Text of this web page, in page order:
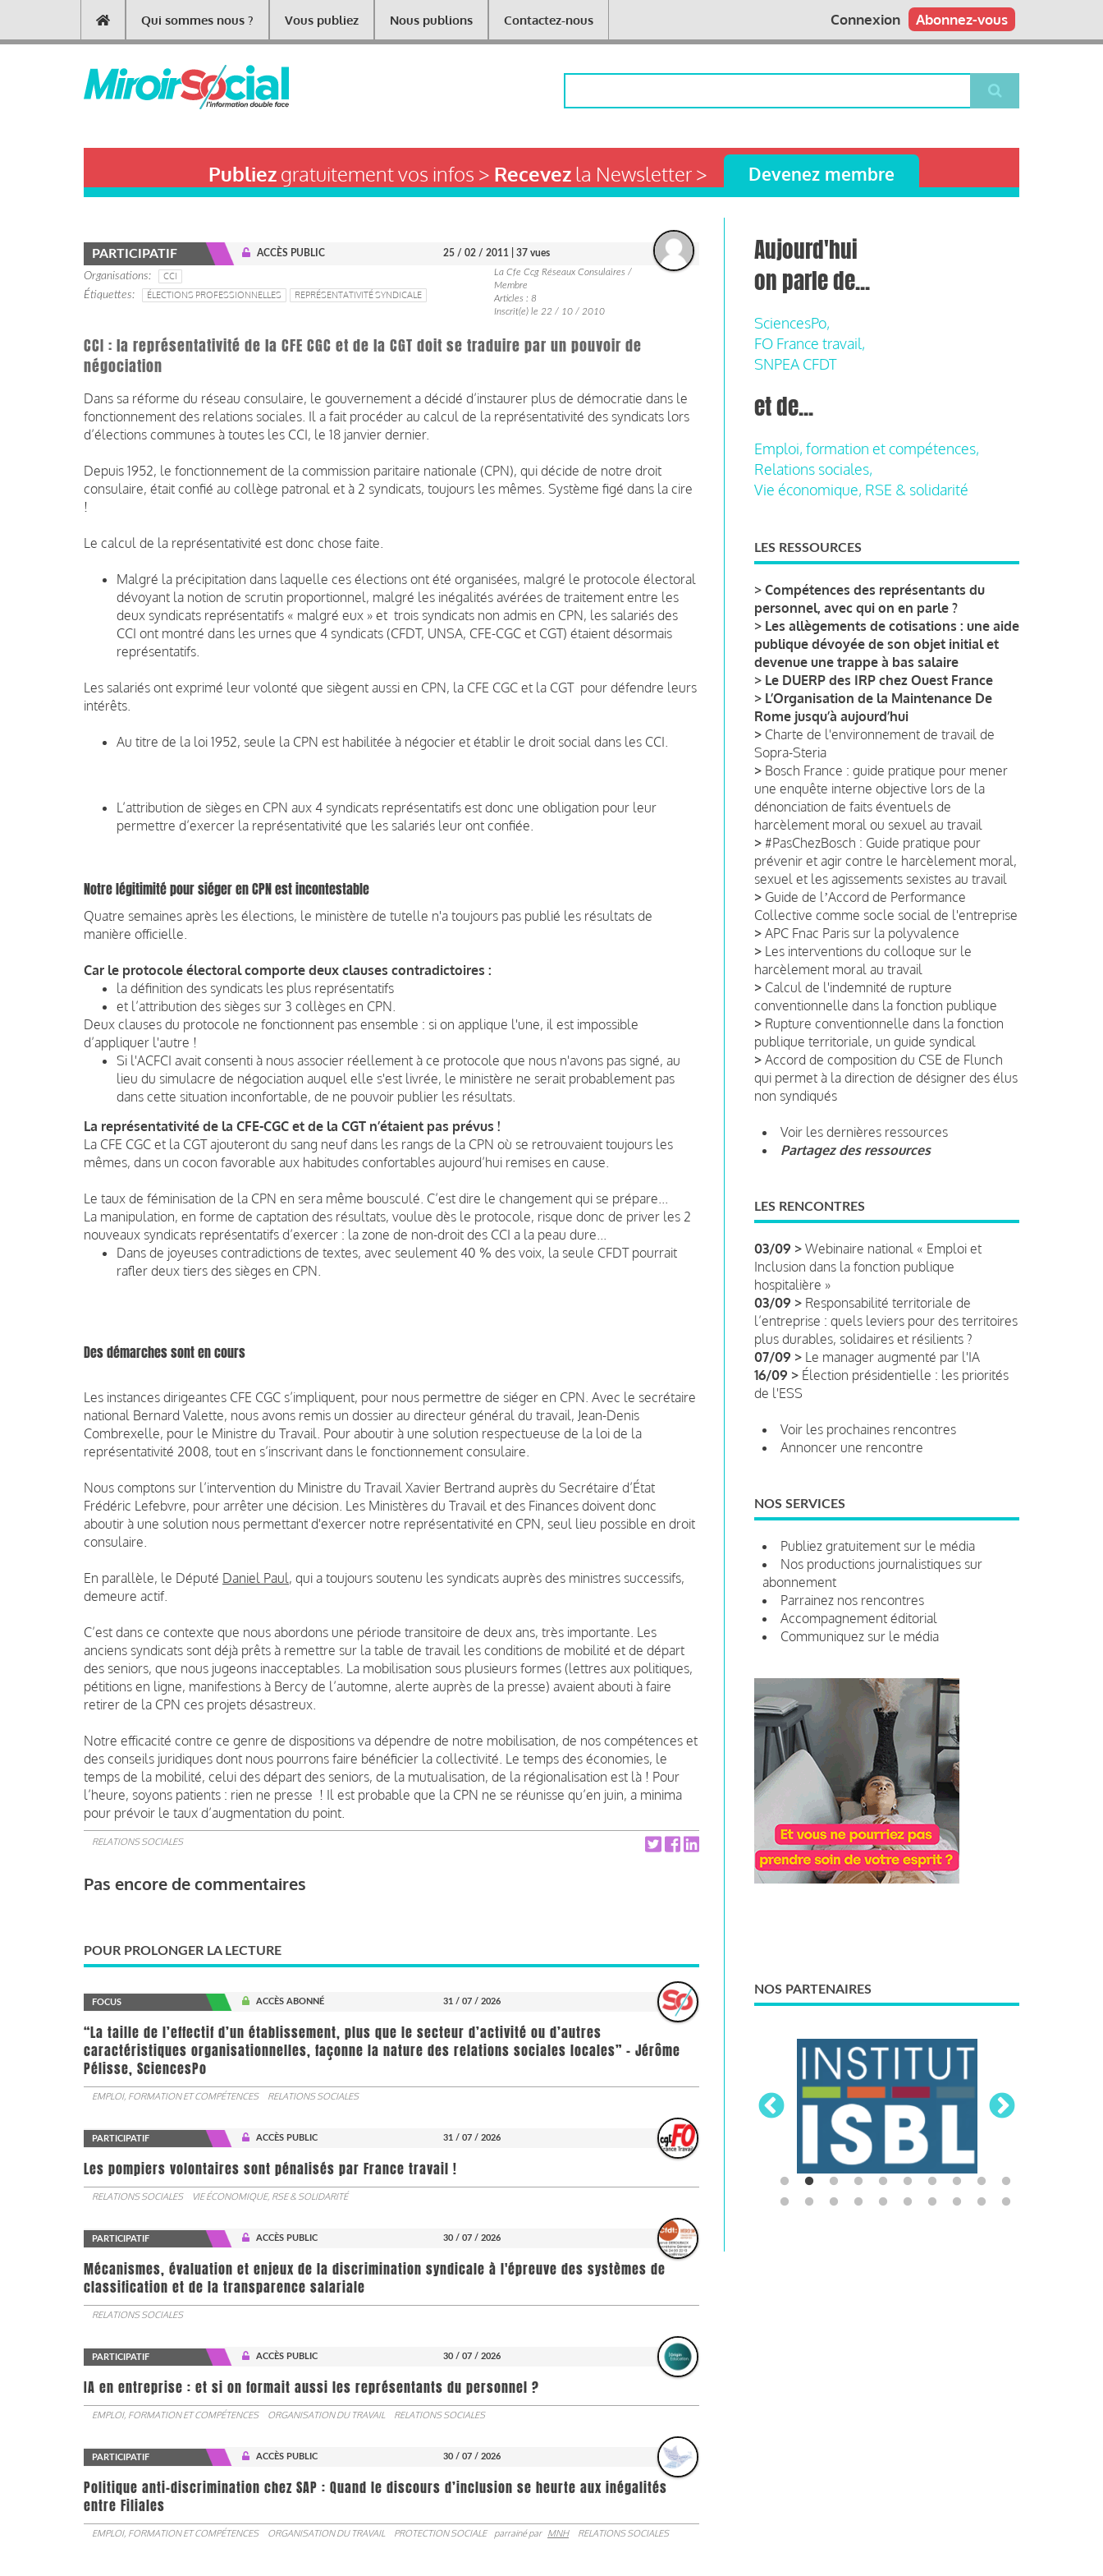
contenu
Main
navigation
Qui sommes nous ? Vous publiez Nous publions Contactez-nous Abonnez-vous
Connexion
Publiezgratuitement vos infos > Recevezla Newsletter > Devenez membre
PARTICIPATIF ACCÈS PUBLIC 25 / 02 / 2011 | 37 vues
Organisations
CCI
Étiquettes
ÉLECTIONS PROFESSIONNELLES REPRÉSENTATIVITÉ SYNDICALE
La Cfe Ccg Réseaux Consulaires /
Membre
Articles : 8
Inscrit(e) le 22 / 10 / 2010
CCI : la représentativité de la CFE CGC et de la CGT doit se traduire par un pouvoir de
négociation
Dans sa réforme du réseau consulaire, le gouvernement a décidé d’instaurer plus de démocratie dans le
fonctionnement des relations sociales. Il a fait procéder au calcul de la représentativité des syndicats lors
d’élections communes à toutes les CCI, le 18 janvier dernier.
Depuis 1952, le fonctionnement de la commission paritaire nationale (CPN), qui décide de notre droit
consulaire, était confié au collège patronal et à 2 syndicats, toujours les mêmes. Système figé dans la cire
!
Le calcul de la représentativité est donc chose faite.
Malgré la précipitation dans laquelle ces élections ont été organisées, malgré le protocole électoral
dévoyant la notion de scrutin proportionnel, malgré les inégalités avérées de traitement entre les
deux syndicats représentatifs « malgré eux » et trois syndicats non admis en CPN, les salariés des
CCI ont montré dans les urnes que 4 syndicats (CFDT, UNSA, CFE-CGC et CGT) étaient désormais
représentatifs.
Les salariés ont exprimé leur volonté que siègent aussi en CPN, la CFE CGC et la CGT pour défendre leurs
intérêts.
Au titre de la loi 1952, seule la CPN est habilitée à négocier et établir le droit social dans les CCI.
L’attribution de sièges en CPN aux 4 syndicats représentatifs est donc une obligation pour leur
permettre d’exercer la représentativité que les salariés leur ont confiée.
Notre légitimité pour siéger en CPN est incontestable
Quatre semaines après les élections, le ministère de tutelle n'a toujours pas publié les résultats de
manière officielle.
Car le protocole électoral comporte deux clauses contradictoires :
la définition des syndicats les plus représentatifs
et l’attribution des sièges sur 3 collèges en CPN.
Deux clauses du protocole ne fonctionnent pas ensemble : si on applique l'une, il est impossible
d’appliquer l'autre !
Si l'ACFCI avait consenti à nous associer réellement à ce protocole que nous n'avons pas signé, au
lieu du simulacre de négociation auquel elle s'est livrée, le ministère ne serait probablement pas
dans cette situation inconfortable, de ne pouvoir publier les résultats.
La représentativité de la CFE-CGC et de la CGT n’étaient pas prévus !
La CFE CGC et la CGT ajouteront du sang neuf dans les rangs de la CPN où se retrouvaient toujours les
mêmes, dans un cocon favorable aux habitudes confortables aujourd’hui remises en cause.
Le taux de féminisation de la CPN en sera même bousculé. C’est dire le changement qui se prépare...
La manipulation, en forme de captation des résultats, voulue dès le protocole, risque donc de priver les 2
nouveaux syndicats représentatifs d’exercer : la zone de non-droit des CCI a la peau dure...
Dans de joyeuses contradictions de textes, avec seulement 40 % des voix, la seule CFDT pourrait
rafler deux tiers des sièges en CPN.
Des démarches sont en cours
Les instances dirigeantes CFE CGC s’impliquent, pour nous permettre de siéger en CPN. Avec le secrétaire
national Bernard Valette, nous avons remis un dossier au directeur général du travail, Jean-Denis
Combrexelle, pour le Ministre du Travail. Pour aboutir à une solution respectueuse de la loi de la
représentativité 2008, tout en s’inscrivant dans le fonctionnement consulaire.
Nous comptons sur l’intervention du Ministre du Travail Xavier Bertrand auprès du Secrétaire d’État
Frédéric Lefebvre, pour arrêter une décision. Les Ministères du Travail et des Finances doivent donc
aboutir à une solution nous permettant d'exercer notre représentativité en CPN, seul lieu possible en droit
consulaire.
En parallèle, le Député Daniel Paul, qui a toujours soutenu les syndicats auprès des ministres successifs,
demeure actif.
C’est dans ce contexte que nous abordons une période transitoire de deux ans, très importante. Les
anciens syndicats sont déjà prêts à remettre sur la table de travail les conditions de mobilité et de départ
des seniors, que nous jugeons inacceptables. La mobilisation sous plusieurs formes (lettres aux politiques,
pétitions en ligne, manifestions à Bercy de l’automne, alerte auprès de la presse) avaient abouti à faire
retirer de la CPN ces projets désastreux.
Notre efficacité contre ce genre de dispositions va dépendre de notre mobilisation, de nos compétences et
des conseils juridiques dont nous pourrons faire bénéficier la collectivité. Le temps des économies, le
temps de la mobilité, celui des départ des seniors, de la mutualisation, de la régionalisation est là ! Pour
l’heure, soyons patients : rien ne presse ! Il est probable que la CPN ne se réunisse qu’en juin, a minima
pour prévoir le taux d’augmentation du point.
RELATIONS SOCIALES
Pas encore de commentaires
POUR PROLONGER LA LECTURE
FOCUS ACCÈS ABONNÉ 31 / 07 / 2026
“La taille de l’effectif d’un établissement, plus que le secteur d’activité ou d’autres
caractéristiques organisationnelles, façonne la nature des relations sociales locales” - Jérôme
Pélisse, SciencesPo
EMPLOI, FORMATION ET COMPÉTENCES RELATIONS SOCIALES
PARTICIPATIF ACCÈS PUBLIC 31 / 07 / 2026
Les pompiers volontaires sont pénalisés par France travail !
RELATIONS SOCIALES VIE ÉCONOMIQUE, RSE & SOLIDARITÉ
PARTICIPATIF ACCÈS PUBLIC 30 / 07 / 2026
Mécanismes, évaluation et enjeux de la discrimination syndicale à l'épreuve des systèmes de
classification et de la transparence salariale
RELATIONS SOCIALES
PARTICIPATIF ACCÈS PUBLIC 30 / 07 / 2026
IA en entreprise : et si on formait aussi les représentants du personnel ?
EMPLOI, FORMATION ET COMPÉTENCES ORGANISATION DU TRAVAIL RELATIONS SOCIALES
PARTICIPATIF ACCÈS PUBLIC 30 / 07 / 2026
Politique anti-discrimination chez SAP : Quand le discours d’inclusion se heurte aux inégalités
entre Filiales
EMPLOI, FORMATION ET COMPÉTENCES ORGANISATION DU TRAVAIL PROTECTION SOCIALE parrainé par MNH RELATIONS SOCIALES
Aujourd'hui
on parle de...
SciencesPo,
FO France travail,
SNPEA CFDT
et de...
Emploi, formation et compétences,
Relations sociales,
Vie économique, RSE & solidarité
LES RESSOURCES
> Compétences des représentants du
personnel, avec qui on en parle ?
> Les allègements de cotisations : une aide
publique dévoyée de son objet initial et
devenue une trappe à bas salaire
> Le DUERP des IRP chez Ouest France
> L’Organisation de la Maintenance De
Rome jusqu’à aujourd’hui
> Charte de l'environnement de travail de
Sopra-Steria
> Bosch France : guide pratique pour mener
une enquête interne objective lors de la
dénonciation de faits éventuels de
harcèlement moral ou sexuel au travail
> #PasChezBosch : Guide pratique pour
prévenir et agir contre le harcèlement moral,
sexuel et les agissements sexistes au travail
> Guide de lʼAccord de Performance
Collective comme socle social de l'entreprise
> APC Fnac Paris sur la polyvalence
> Les interventions du colloque sur le
harcèlement moral au travail
> Calcul de l'indemnité de rupture
conventionnelle dans la fonction publique
> Rupture conventionnelle dans la fonction
publique territoriale, un guide syndical
> Accord de composition du CSE de Flunch
qui permet à la direction de désigner des élus
non syndiqués
Voir les dernières ressources
Partagez des ressources
LES RENCONTRES
03/09 > Webinaire national « Emploi et
Inclusion dans la fonction publique
hospitalière »
03/09 > Responsabilité territoriale de
l’entreprise : quels leviers pour des territoires
plus durables, solidaires et résilients ?
07/09 > Le manager augmenté par l'IA
16/09 > Élection présidentielle : les priorités
de l'ESS
Voir les prochaines rencontres
Annoncer une rencontre
NOS SERVICES
Publiez gratuitement sur le média
Nos productions journalistiques sur
abonnement
Parrainez nos rencontres
Accompagnement éditorial
Communiquez sur le média
NOS PARTENAIRES